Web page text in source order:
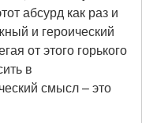
абсурд как раз и
и героический
от этого горького
в
смысл – это